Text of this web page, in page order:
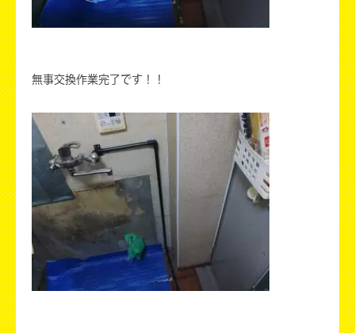
無事交換作業完了です！！